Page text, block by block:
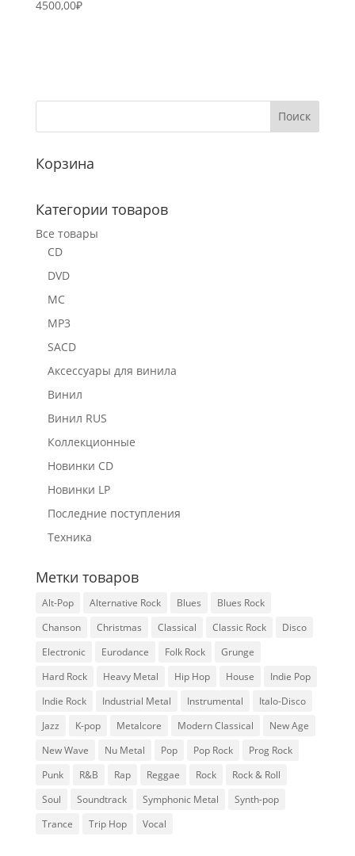
4500,00₽
Корзина
Категории товаров
Все товары
CD
DVD
MC
MP3
SACD
Аксессуары для винила
Винил
Винил RUS
Коллекционные
Новинки CD
Новинки LP
Последние поступления
Техника
Метки товаров
Alt-Pop Alternative Rock Blues
Blues Rock
Chanson
Christmas Classical Classic Rock
Disco
Electronic
Eurodance Folk Rock
Grunge
Hard Rock
Heavy Metal Hip Hop House
Indie Pop
Indie Rock
Industrial Metal Instrumental
Italo-Disco
Jazz
K-pop Metalcore Modern Classical
New Age
New Wave
Nu Metal Pop Pop Rock
Prog Rock
Punk
R&B Rap Reggae Rock
Rock & Roll
Soul
Soundtrack Symphonic Metal
Synth-pop
Trance
Trip Hop Vocal